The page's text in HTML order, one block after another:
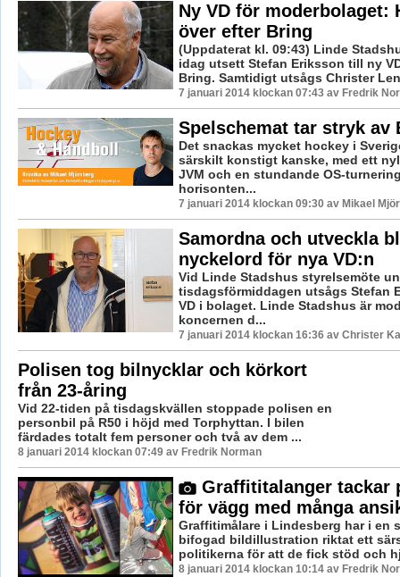
Ny VD för moderbolaget:
över efter Bring
(Uppdaterat kl. 09:43) Linde
idag utsett Stefan Eriksson till ny
Bring. Samtidigt utsågs Christer
7 januari 2014 klockan 07:43 av Fredrik
Spelschemat tar stryk av
Det snackas mycket hockey i
särskilt konstigt kanske, med ett
JVM och en stundande OS-
horisonten...
7 januari 2014 klockan 09:30 av Mikael
Samordna och utveckla
nyckelord för nya VD:n
Vid Linde Stadshus styrelsemöte
tisdagsförmiddagen utsågs Stefan
VD i bolaget. Linde Stadshus är
koncernen d...
7 januari 2014 klockan 16:36 av Christer
Polisen tog bilnycklar och körkort
från 23-åring
Vid 22-tiden på tisdagskvällen stoppade polisen en
personbil på R50 i höjd med Torphyttan. I bilen
färdades totalt fem personer och två av dem ...
8 januari 2014 klockan 07:49 av Fredrik Norman
Graffititalanger tackar
för vägg med många
Graffitimålare i Lindesberg har i en
bifogad bildillustration riktat ett
politikerna för att de fick stöd och
8 januari 2014 klockan 10:14 av Fredrik